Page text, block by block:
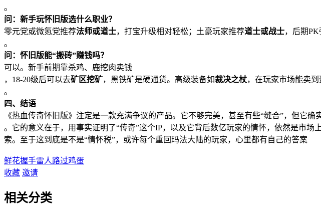
。
问：新手玩怀旧版选什么职业？
零元党或微氪党推荐法师或道士，打宝升级相对轻松；土豪玩家推荐道士或战士，后期PK
。
问：怀旧版能“搬砖”赚钱吗？
可以。新手前期靠杀鸡、鹿挖肉卖钱
，18-20级后可以去矿区挖矿，黑铁矿是硬通货。高级装备如裁决之杖，在玩家市场能卖到
。
四、结语
《热血传奇怀旧版》注定是一款充满争议的产品。它不够完美，甚至有些“缝合”，但它确
。它的意义在于，用事实证明了“传奇”这个IP，以及它背后数亿玩家的情怀，依然是市
索。至于这到底是不是“情怀税”，或许每个重回玛法大陆的玩家，心里都有自己的答案
鲜花握手雷人路过鸡蛋
收藏 邀请
相关分类